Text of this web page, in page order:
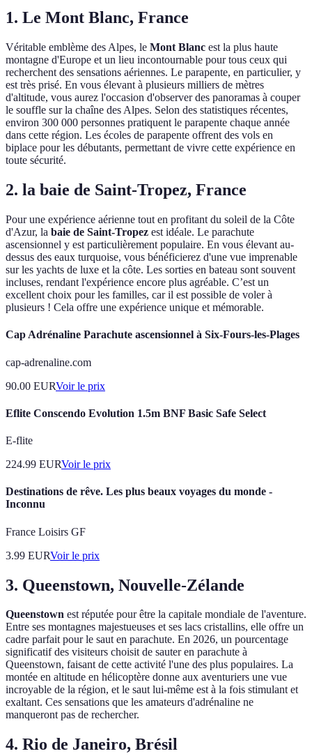
1. Le Mont Blanc, France
Véritable emblème des Alpes, le Mont Blanc est la plus haute
montagne d'Europe et un lieu incontournable pour tous ceux qui
recherchent des sensations aériennes. Le parapente, en particulier, y
est très prisé. En vous élevant à plusieurs milliers de mètres
d'altitude, vous aurez l'occasion d'observer des panoramas à couper
le souffle sur la chaîne des Alpes. Selon des statistiques récentes,
environ 300 000 personnes pratiquent le parapente chaque année
dans cette région. Les écoles de parapente offrent des vols en
biplace pour les débutants, permettant de vivre cette expérience en
toute sécurité.
2. la baie de Saint-Tropez, France
Pour une expérience aérienne tout en profitant du soleil de la Côte
d'Azur, la baie de Saint-Tropez est idéale. Le parachute
ascensionnel y est particulièrement populaire. En vous élevant au-
dessus des eaux turquoise, vous bénéficierez d'une vue imprenable
sur les yachts de luxe et la côte. Les sorties en bateau sont souvent
incluses, rendant l'expérience encore plus agréable. C’est un
excellent choix pour les familles, car il est possible de voler à
plusieurs ! Cela offre une expérience unique et mémorable.
Cap Adrénaline Parachute ascensionnel à Six-Fours-les-Plages
cap-adrenaline.com
90.00 EURVoir le prix
Eflite Conscendo Evolution 1.5m BNF Basic Safe Select
E-flite
224.99 EURVoir le prix
Destinations de rêve. Les plus beaux voyages du monde -
Inconnu
France Loisirs GF
3.99 EURVoir le prix
3. Queenstown, Nouvelle-Zélande
Queenstown est réputée pour être la capitale mondiale de l'aventure.
Entre ses montagnes majestueuses et ses lacs cristallins, elle offre un
cadre parfait pour le saut en parachute. En 2026, un pourcentage
significatif des visiteurs choisit de sauter en parachute à
Queenstown, faisant de cette activité l'une des plus populaires. La
montée en altitude en hélicoptère donne aux aventuriers une vue
incroyable de la région, et le saut lui-même est à la fois stimulant et
exaltant. Ces sensations que les amateurs d'adrénaline ne
manqueront pas de rechercher.
4. Rio de Janeiro, Brésil